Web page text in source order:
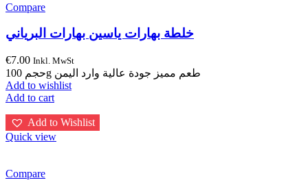
Compare
خلطة بهارات ياسين بهارات البرياني
€7.00 Inkl. MwSt
حجم 100g طعم مميز جودة عالية وارد اليمن
Add to wishlist
Add to cart
Add to Wishlist
Quick view
Compare